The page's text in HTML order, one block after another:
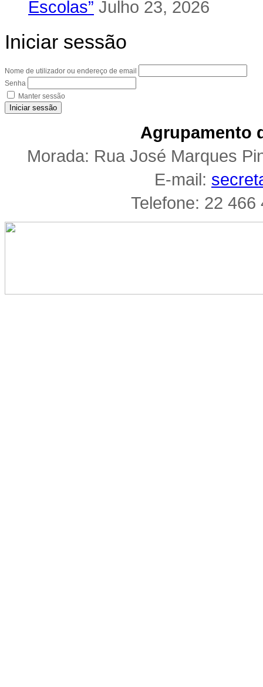
Escolas” Julho 23, 2026
Iniciar sessão
Nome de utilizador ou endereço de email
Senha
Manter sessão
Iniciar sessão
Agrupamento
Morada: Rua José Marques
E-mail:
Telefone: 22